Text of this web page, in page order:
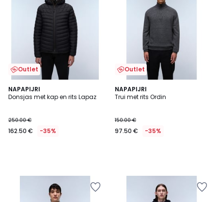
Outlet
NAPAPIJRI
Donsjas met kap en rits Lapaz
250.00 €
162.50 € -35%
Outlet
NAPAPIJRI
Trui met rits Ordin
150.00 €
97.50 € -35%